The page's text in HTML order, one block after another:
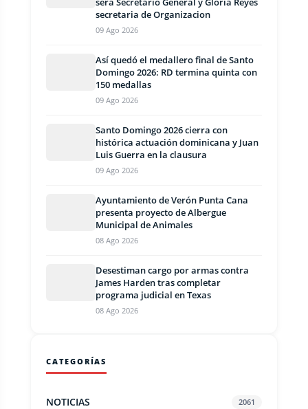
secretaria de Organizacion
09 Ago 2026
Así quedó el medallero final de Santo
Domingo 2026: RD termina quinta con
150 medallas
09 Ago 2026
Santo Domingo 2026 cierra con
histórica actuación dominicana y Juan
Luis Guerra en la clausura
09 Ago 2026
Ayuntamiento de Verón Punta Cana
presenta proyecto de Albergue
Municipal de Animales
08 Ago 2026
Desestiman cargo por armas contra
James Harden tras completar
programa judicial en Texas
08 Ago 2026
CATEGORÍAS
NOTICIAS 2061